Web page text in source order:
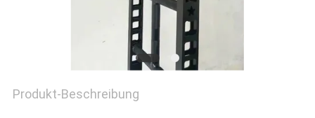
Produkt-Beschreibung